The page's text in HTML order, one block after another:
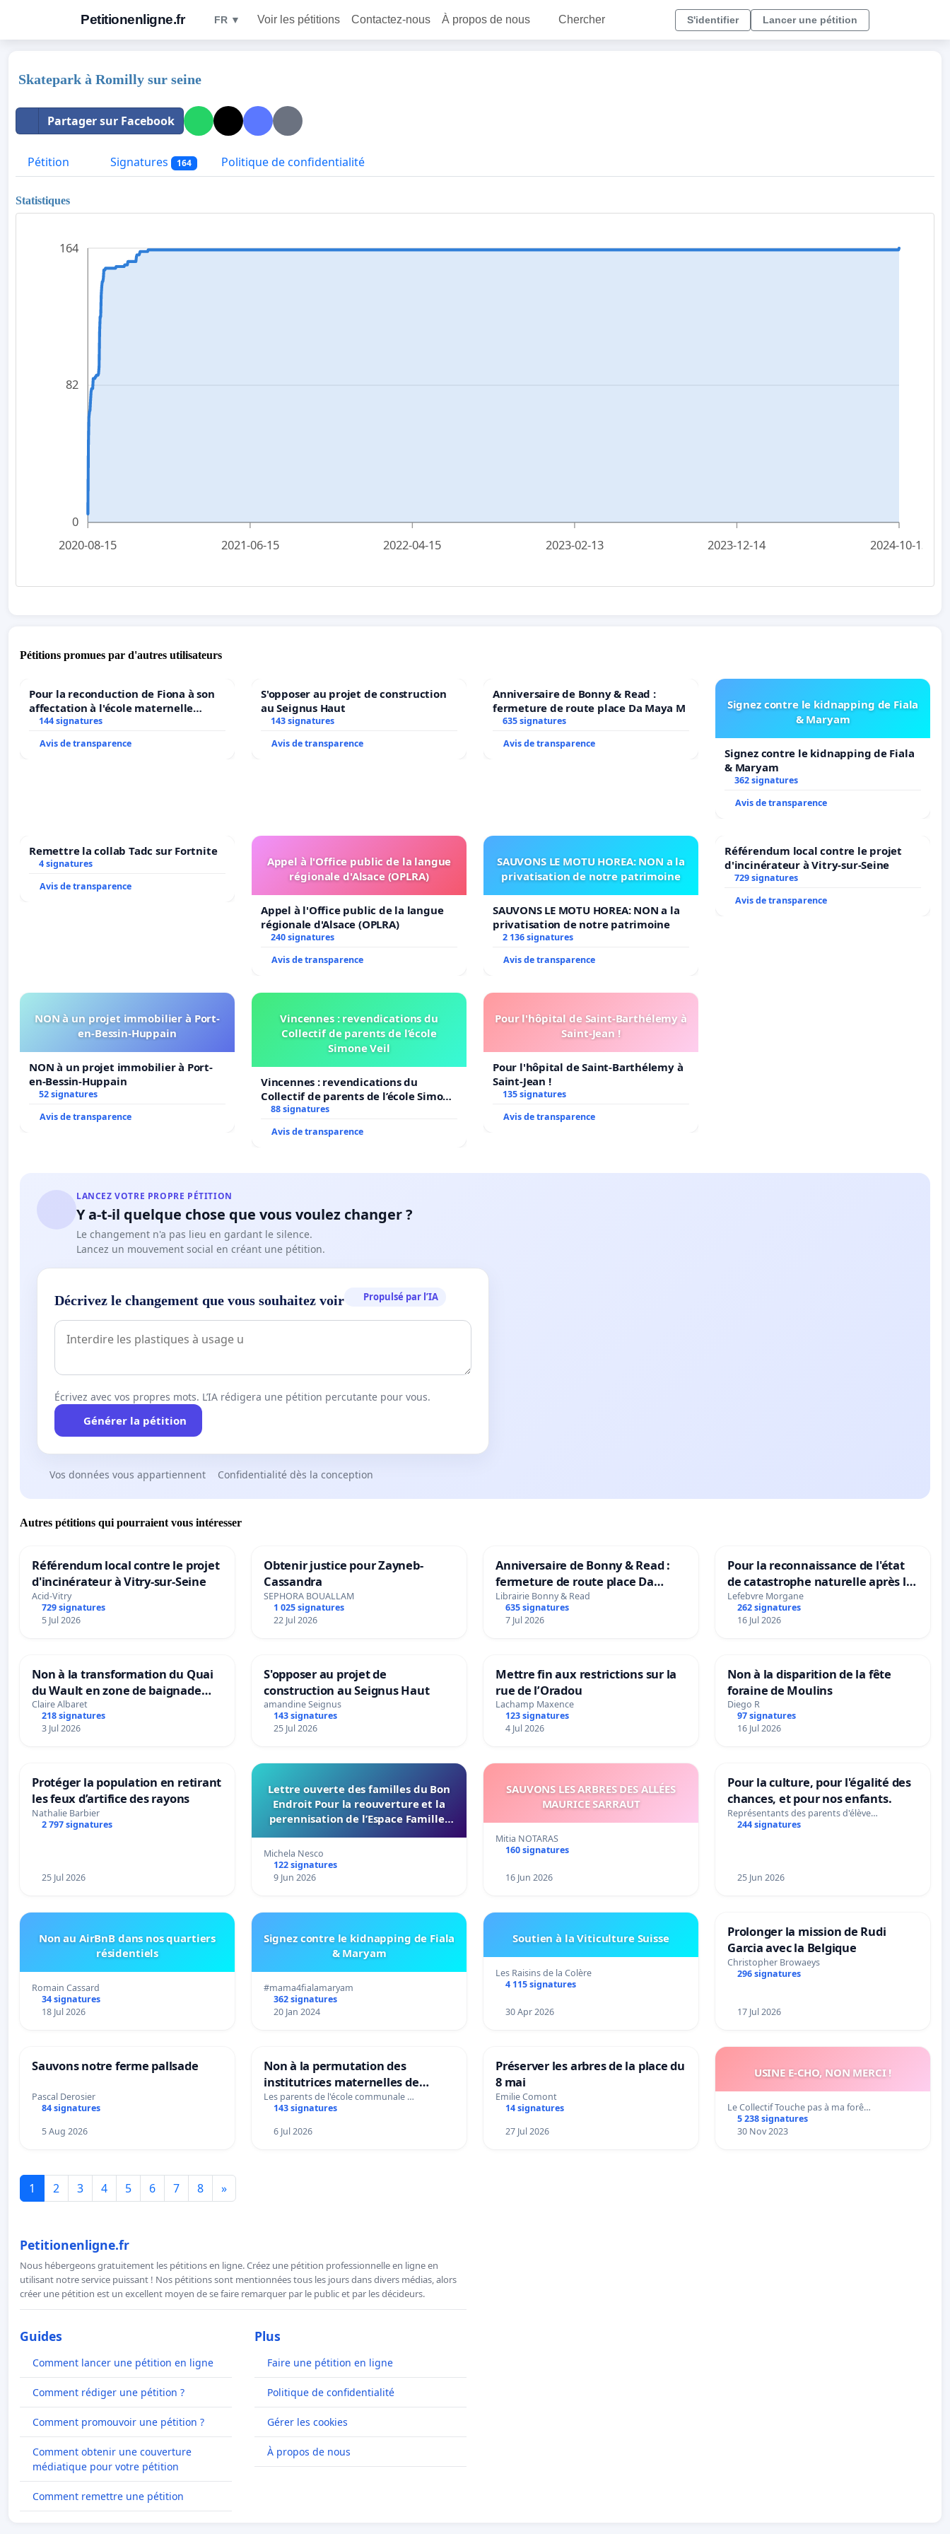
Petitionenligne.fr FR ▼ Voir les pétitions Contactez-nous À propos de nous Chercher S'identifier Lancer une pétition
Skatepark à Romilly sur seine
Partager sur Facebook
Pétition Signatures 164 Politique de confidentialité
Statistiques
0
82
164
2020-08-15 2021-06-15 2022-04-15 2023-02-13 2023-12-14 2024-10-13
Pétitions promues par d'autres utilisateurs
Pour la reconduction de Fiona à son
affectation à l'école maternelle
LAMARTINE auprès de Léo N. en
2026/2027
144 signatures
Avis de transparence
S'opposer au projet de construction
au Seignus Haut
143 signatures
Avis de transparence
Anniversaire de Bonny & Read :
fermeture de route place Da Maya M
635 signatures
Avis de transparence
Signez contre le kidnapping de Fiala
& Maryam
Signez contre le kidnapping de Fiala
& Maryam
362 signatures
Avis de transparence
Remettre la collab Tadc sur Fortnite
4 signatures
Avis de transparence
Appel à l'Office public de la langue
régionale d'Alsace (OPLRA)
Appel à l'Office public de la langue
régionale d'Alsace (OPLRA)
240 signatures
Avis de transparence
SAUVONS LE MOTU HOREA: NON a la
privatisation de notre patrimoine
SAUVONS LE MOTU HOREA: NON a la
privatisation de notre patrimoine
2 136 signatures
Avis de transparence
Référendum local contre le projet
d'incinérateur à Vitry-sur-Seine
729 signatures
Avis de transparence
NON à un projet immobilier à Port-
en-Bessin-Huppain
NON à un projet immobilier à Port-
en-Bessin-Huppain
52 signatures
Avis de transparence
Vincennes : revendications du
Collectif de parents de l’école
Simone Veil
Vincennes : revendications du
Collectif de parents de l’école Simone
Veil
88 signatures
Avis de transparence
Pour l'hôpital de Saint-Barthélemy à
Saint-Jean !
Pour l'hôpital de Saint-Barthélemy à
Saint-Jean !
135 signatures
Avis de transparence
LANCEZ VOTRE PROPRE PÉTITION
Y a-t-il quelque chose que vous voulez changer ?
Le changement n'a pas lieu en gardant le silence.
Lancez un mouvement social en créant une pétition.
Décrivez le changement que vous souhaitez voir Propulsé par l’IA
Écrivez avec vos propres mots. L’IA rédigera une pétition percutante pour vous.
Générer la pétition
Vos données vous appartiennent Confidentialité dès la conception
Autres pétitions qui pourraient vous intéresser
Référendum local contre le projet
d'incinérateur à Vitry-sur-Seine
Acid-Vitry
729 signatures
5 Jul 2026
Obtenir justice pour Zayneb-
Cassandra
SEPHORA BOUALLAM
1 025 signatures
22 Jul 2026
Anniversaire de Bonny & Read :
fermeture de route place Da
Maya M
Librairie Bonny & Read
635 signatures
7 Jul 2026
Pour la reconnaissance de l'état
de catastrophe naturelle après la
grêle du 15 juillet 2026 à Aubenas
et ses alentours
Lefebvre Morgane
262 signatures
16 Jul 2026
Non à la transformation du Quai
du Wault en zone de baignade
urbaine
Claire Albaret
218 signatures
3 Jul 2026
S'opposer au projet de
construction au Seignus Haut
amandine Seignus
143 signatures
25 Jul 2026
Mettre fin aux restrictions sur la
rue de l’Oradou
Lachamp Maxence
123 signatures
4 Jul 2026
Non à la disparition de la fête
foraine de Moulins
Diego R
97 signatures
16 Jul 2026
Protéger la population en retirant
les feux d’artifice des rayons
Nathalie Barbier
2 797 signatures
25 Jul 2026
Lettre ouverte des familles du Bon
Endroit Pour la reouverture et la
perennisation de l’Espace Familles
Michela Nesco
122 signatures
9 Jun 2026
SAUVONS LES ARBRES DES ALLÉES
MAURICE SARRAUT
Mitia NOTARAS
160 signatures
16 Jun 2026
Pour la culture, pour l'égalité des
chances, et pour nos enfants.
Représentants des parents d'élève…
244 signatures
25 Jun 2026
Non au AirBnB dans nos quartiers
résidentiels
Romain Cassard
34 signatures
18 Jul 2026
Signez contre le kidnapping de Fiala
& Maryam
#mama4fialamaryam
362 signatures
20 Jan 2024
Soutien à la Viticulture Suisse
Les Raisins de la Colère
4 115 signatures
30 Apr 2026
Prolonger la mission de Rudi
Garcia avec la Belgique
Christopher Browaeys
296 signatures
17 Jul 2026
Sauvons notre ferme pallsade
Pascal Derosier
84 signatures
5 Aug 2026
Non à la permutation des
institutrices maternelles de
Bléharies et Laplaigne !
Préservons la stabilité de nos
enfants.
Les parents de l'école communale …
143 signatures
6 Jul 2026
Préserver les arbres de la place du
8 mai
Emilie Comont
14 signatures
27 Jul 2026
USINE E-CHO, NON MERCI !
Le Collectif Touche pas à ma forê…
5 238 signatures
30 Nov 2023
1 2 3 4 5 6 7 8 »
Petitionenligne.fr
Nous hébergeons gratuitement les pétitions en ligne. Créez une pétition professionnelle en ligne en
utilisant notre service puissant ! Nos pétitions sont mentionnées tous les jours dans divers médias, alors
créer une pétition est un excellent moyen de se faire remarquer par le public et par les décideurs.
Guides
Comment lancer une pétition en ligne
Comment rédiger une pétition ?
Comment promouvoir une pétition ?
Comment obtenir une couverture
médiatique pour votre pétition
Comment remettre une pétition
Plus
Faire une pétition en ligne
Politique de confidentialité
Gérer les cookies
À propos de nous